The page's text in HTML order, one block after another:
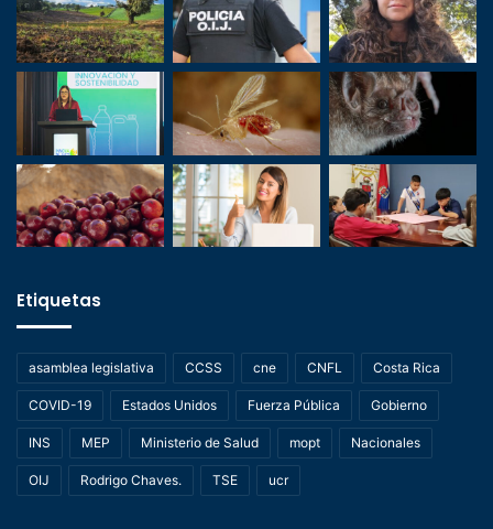
Etiquetas
asamblea legislativa CCSS cne CNFL Costa Rica
COVID-19 Estados Unidos Fuerza Pública Gobierno
INS MEP Ministerio de Salud mopt Nacionales
OIJ Rodrigo Chaves. TSE ucr